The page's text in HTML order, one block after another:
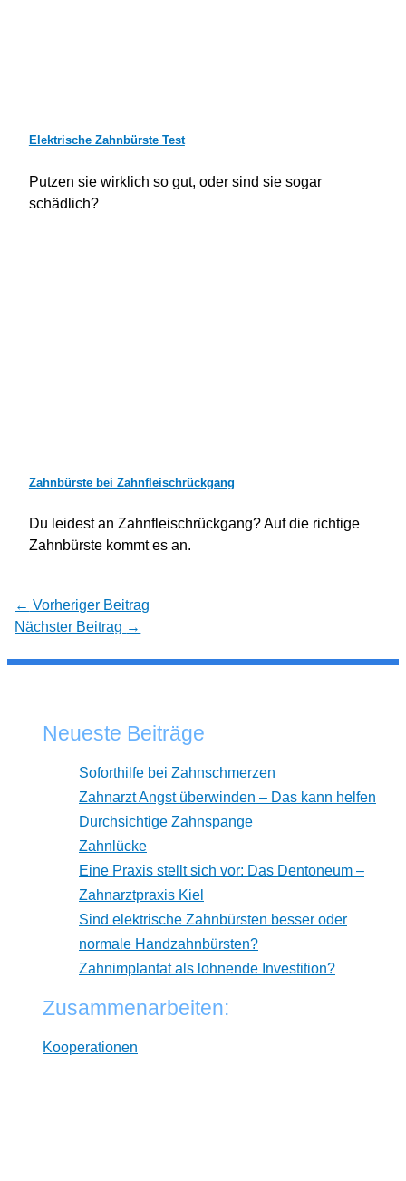
Elektrische Zahnbürste Test
Putzen sie wirklich so gut, oder sind sie sogar
schädlich?
Zahnbürste bei Zahnfleischrückgang
Du leidest an Zahnfleischrückgang? Auf die richtige
Zahnbürste kommt es an.
← Vorheriger Beitrag
Nächster Beitrag →
Neueste Beiträge
Soforthilfe bei Zahnschmerzen
Zahnarzt Angst überwinden – Das kann helfen
Durchsichtige Zahnspange
Zahnlücke
Eine Praxis stellt sich vor: Das Dentoneum –
Zahnarztpraxis Kiel
Sind elektrische Zahnbürsten besser oder
normale Handzahnbürsten?
Zahnimplantat als lohnende Investition?
Zusammenarbeiten:
Kooperationen